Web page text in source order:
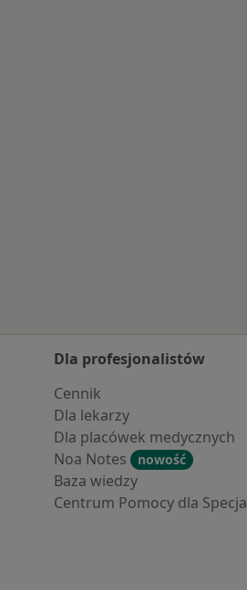
Dla profesjonalistów
Cennik
Dla lekarzy
Dla placówek medycznych
Noa Notes
nowość
Baza wiedzy
Centrum Pomocy dla